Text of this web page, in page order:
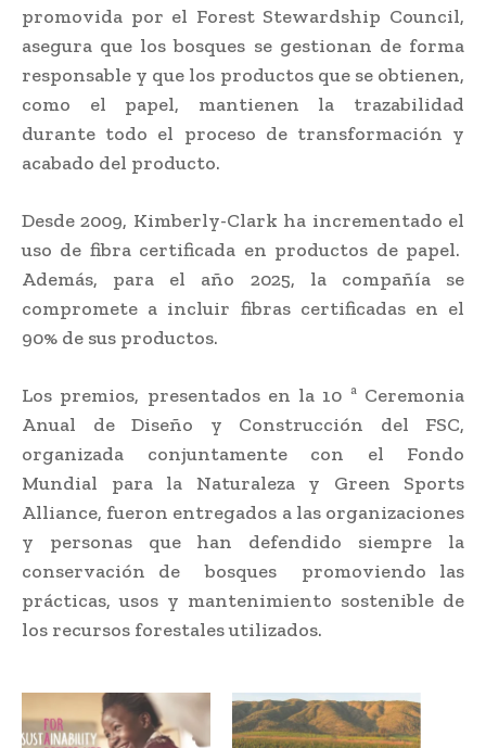
promovida por el Forest Stewardship Council,
asegura que los bosques se gestionan de forma
responsable y que los productos que se obtienen,
como el papel, mantienen la trazabilidad
durante todo el proceso de transformación y
acabado del producto.
Desde 2009, Kimberly-Clark ha incrementado el
uso de fibra certificada en productos de papel.
Además, para el año 2025, la compañía se
compromete a incluir fibras certificadas en el
90% de sus productos.
Los premios, presentados en la 10 ª Ceremonia
Anual de Diseño y Construcción del FSC,
organizada conjuntamente con el Fondo
Mundial para la Naturaleza y Green Sports
Alliance, fueron entregados a las organizaciones
y personas que han defendido siempre la
conservación de bosques promoviendo las
prácticas, usos y mantenimiento sostenible de
los recursos forestales utilizados.